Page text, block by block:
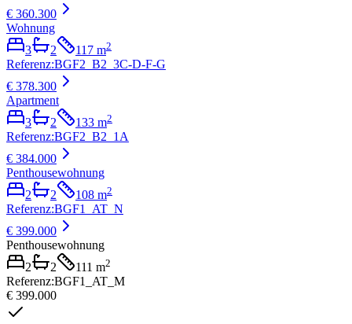
€ 360.300
Wohnung
3
2 117 m2
Referenz:BGF2_B2_3C-D-F-G
€ 378.300
Apartment
3
2 133 m2
Referenz:BGF2_B2_1A
€ 384.000
Penthousewohnung
2
2 108 m2
Referenz:BGF1_AT_N
€ 399.000
Penthousewohnung
2
2 111 m2
Referenz:BGF1_AT_M
€ 399.000